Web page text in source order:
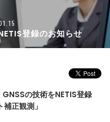
登録のお知らせ
の技術をNETIS登録
正観測」